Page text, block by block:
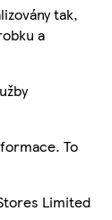
tak,
a
To
Limited